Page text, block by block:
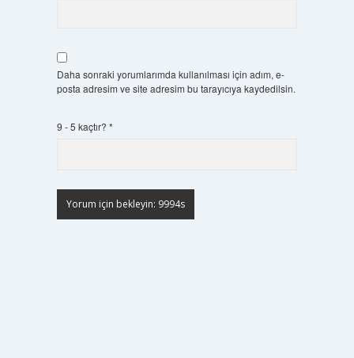
Daha sonraki yorumlarımda kullanılması için adım, e-
posta adresim ve site adresim bu tarayıcıya kaydedilsin.
9 - 5 kaçtır? *